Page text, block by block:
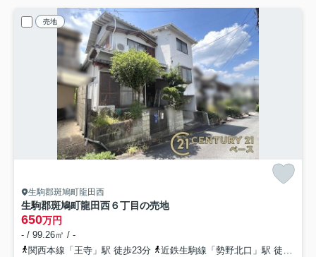
売地
生駒郡斑鳩町龍田西
生駒郡斑鳩町龍田西６丁目の売地
650万円
- / 99.26㎡ / -
関西本線「王寺」駅 徒歩23分
近鉄生駒線「勢野北口」駅 徒歩18分